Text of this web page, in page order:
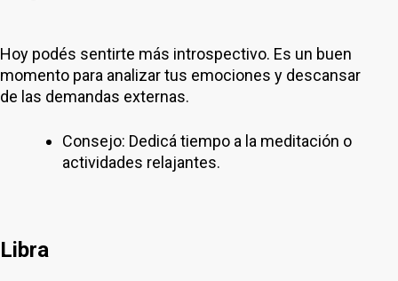
Hoy podés sentirte más introspectivo. Es un buen
momento para analizar tus emociones y descansar
de las demandas externas.
Consejo: Dedicá tiempo a la meditación o
actividades relajantes.
Libra